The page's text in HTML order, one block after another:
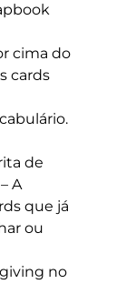
cima do
cards
de
A
que já
ou
no